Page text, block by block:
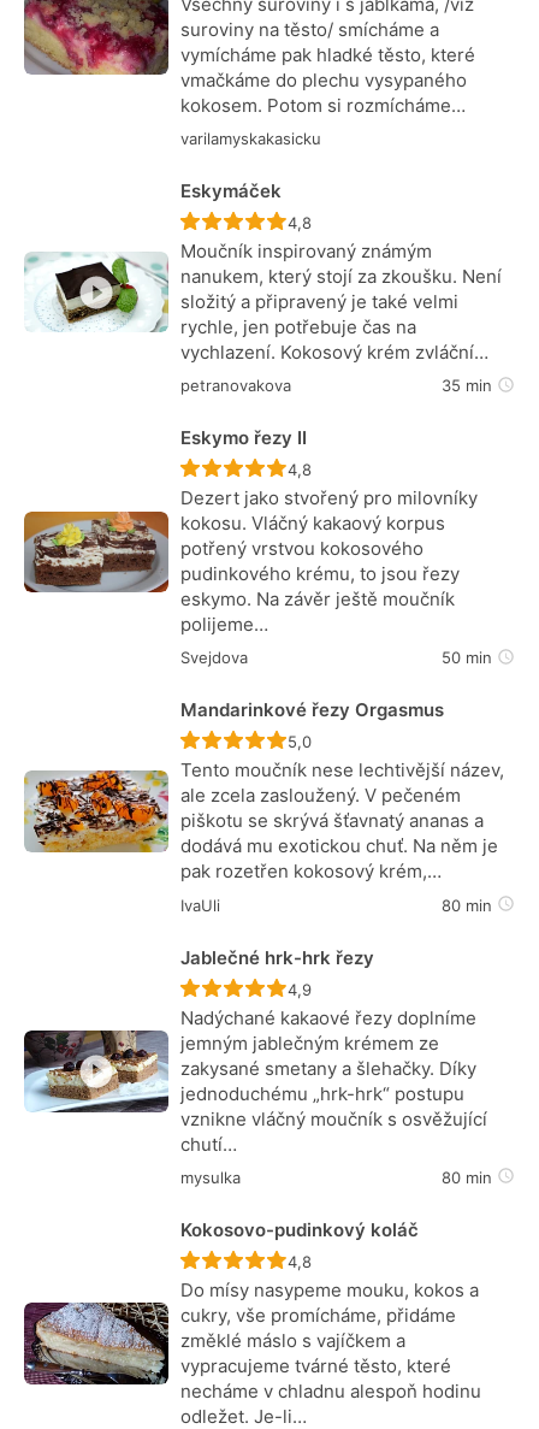
suroviny na těsto/ smícháme a
vymícháme pak hladké těsto, které
vmačkáme do plechu vysypaného
kokosem. Potom si rozmícháme…
varilamyskakasicku
Eskymáček
Recept ještě nebyl hodnocen
4,8
Moučník inspirovaný známým
nanukem, který stojí za zkoušku. Není
složitý a připravený je také velmi
rychle, jen potřebuje čas na
vychlazení. Kokosový krém zvláční…
petranovakova 35 min
Eskymo řezy II
Recept ještě nebyl hodnocen
4,8
Dezert jako stvořený pro milovníky
kokosu. Vláčný kakaový korpus
potřený vrstvou kokosového
pudinkového krému, to jsou řezy
eskymo. Na závěr ještě moučník
polijeme…
Svejdova 50 min
Mandarinkové řezy Orgasmus
Recept ještě nebyl hodnocen
5,0
Tento moučník nese lechtivější název,
ale zcela zasloužený. V pečeném
piškotu se skrývá šťavnatý ananas a
dodává mu exotickou chuť. Na něm je
pak rozetřen kokosový krém,…
IvaUli 80 min
Jablečné hrk-hrk řezy
Recept ještě nebyl hodnocen
4,9
Nadýchané kakaové řezy doplníme
jemným jablečným krémem ze
zakysané smetany a šlehačky. Díky
jednoduchému „hrk-hrk“ postupu
vznikne vláčný moučník s osvěžující
chutí…
mysulka 80 min
Kokosovo-pudinkový koláč
Recept ještě nebyl hodnocen
4,8
Do mísy nasypeme mouku, kokos a
cukry, vše promícháme, přidáme
změklé máslo s vajíčkem a
vypracujeme tvárné těsto, které
necháme v chladnu alespoň hodinu
odležet. Je-li…